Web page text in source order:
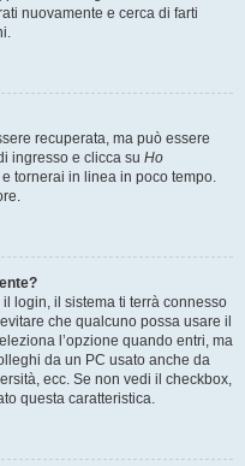
nuovamente e cerca di farti
recuperata, ma può essere
ingresso e clicca su Ho
tornerai in linea in poco tempo.
login, il sistema ti terrà connesso
che qualcuno possa usare il
l’opzione quando entri, ma
da un PC usato anche da
ecc. Se non vedi il checkbox,
questa caratteristica.